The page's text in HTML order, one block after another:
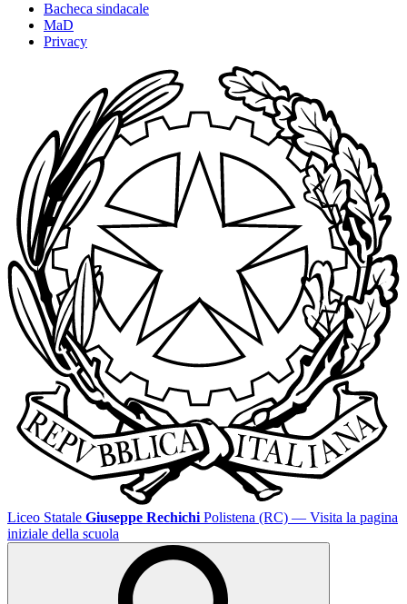
Bacheca sindacale
MaD
Privacy
Liceo Statale Giuseppe Rechichi Polistena (RC) — Visita la pagina
iniziale della scuola